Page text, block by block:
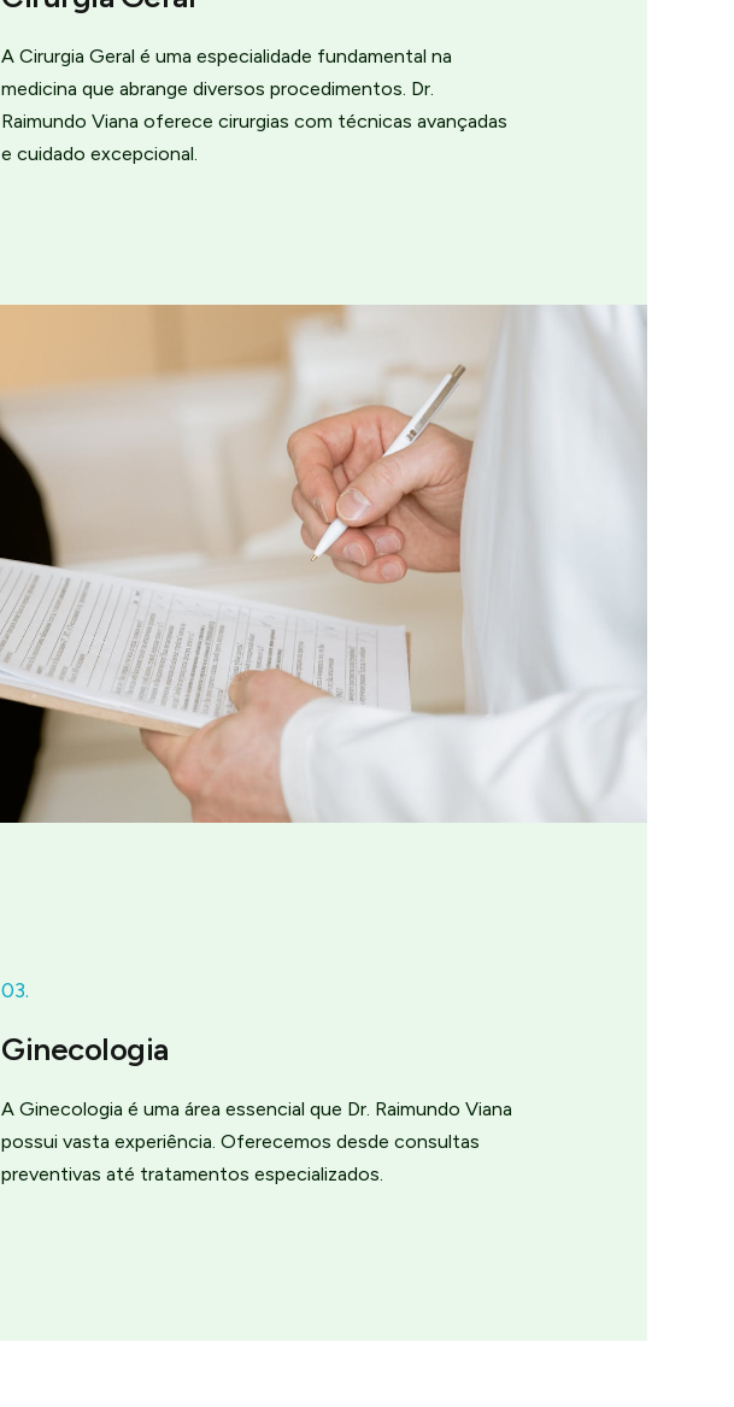
A Cirurgia Geral é uma especialidade fundamental na
medicina que abrange diversos procedimentos. Dr.
Raimundo Viana oferece cirurgias com técnicas avançadas
e cuidado excepcional.
03.
Ginecologia
A Ginecologia é uma área essencial que Dr. Raimundo Viana
possui vasta experiência. Oferecemos desde consultas
preventivas até tratamentos especializados.